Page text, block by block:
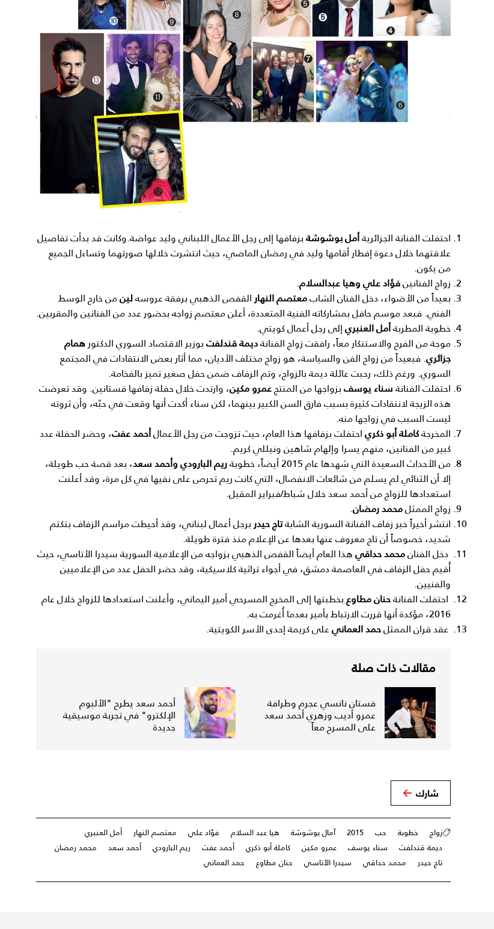
احتفلت الفنانة الجزائريةأمل بوشوشة بزفافها إلى رجل الأعمال اللبناني وليد عواضة.وكانت قد بدأت تفاصيل
علاقتهما خلال دعوة إفطار أقامها وليد في رمضان الماضي، حيث انتشرت خلالها صورتهما وتساءل الجميع
من يكون.
زواج الفنانينفؤاد علي وهيا عبدالسلام.
بعيداً من الأضواء، دخل الفنان الشابمعتصم النهار القفص الذهبي برفقة عروسهلينمن خارج الوسط
الفني. فبعد موسم حافل بمشاركاته الفنية المتعددة، أعلن معتصم زواجه بحضور عدد من الفنانين والمقربين.
خطوبة المطربةأمل العنبري إلى رجل أعمال كويتي.
موجة من الفرح والاستنكار معاً، رافقت زواج الفنانةديمة قندلفت بوزير الاقتصاد السوري الدكتور همام
جزائري. فبعيداً من زواج الفن والسياسة، هو زواج مختلف الأديان، مما أثار بعض الانتقادات في المجتمع
السوري. ورغم ذلك، رحبت عائلة ديمة بالزواج، وتم الزفاف ضمن حفل صغير تميز بالفخامة.
احتفلت الفنانة سناء يوسف بزواجها من المنتجعمرو مكين، وارتدت خلال حفلة زفافها فستانين. وقد تعرضت
هذه الزيجة لانتقادات كثيرة بسبب فارق السن الكبير بينهما، لكن سناء أكدت أنها وقعت في حبّه، وأن ثروته
ليست السبب في زواجها منه.
المخرجةكاملة أبو ذكري احتفلت بزفافها هذا العام، حيث تزوجت من رجل الأعمالأحمد عفت، وحضر الحفلة عدد
كبير من الفنانين، منهم يسرا وإلهام شاهين ونيللي كريم.
من الأحداث السعيدة التي شهدها عام 2015 أيضاً، خطوبة
ريم البارودي وأحمد سعد، بعد قصة حب طويلة،
إلا أن الثنائي لم يسلم من شائعات الانفصال، التي كانت ريم تحرص على نفيها في كل مرة، وقد أعلنت
استعدادها للزواج من أحمد سعد خلال شباط/فبراير المقبل.
زواج الممثلمحمد رمضان.
انتشر أخيراً خبر زفاف الفنانة السورية الشابةتاج حيدر برجل أعمال لبناني، وقد أحيطت مراسم الزفاف بتكتم
شديد، خصوصاً أن تاج معروف عنها بعدها عن الإعلام منذ فترة طويلة.
دخل الفنانمحمد حداقي هذا العام أيضاً القفص الذهبي بزواجه من الإعلامية السورية سيدرا الأتاسي، حيث
أُقيم حفل الزفاف في العاصمة دمشق، في أجواء تراثية كلاسيكية، وقد حضر الحفل عدد من الإعلاميين
والفنيين.
احتفلت الفنانةحنان مطاوع بخطبتها إلى المخرج المسرحي أمير اليماني، وأعلنت استعدادها للزواج خلال عام
2016، مؤكدة أنها قررت الارتباط بأمير بعدما أُغرمت به.
عقد قران الممثلحمد العماني على كريمة إحدى الأسر الكويتية.
مقالات ذات صلة
فستان نانسي عجرم وطرافة
عمرو أديب وزهري أحمد سعد
على المسرح معاً
أحمد سعد يطرح "الألبوم
الإلكترو" في تجربة موسيقية
جديدة
شارك
زواج خطوبة حب 2015 آمال بوشوشة هيا عبد السلام فؤاد علي معتصم النهار
أمل العنبري
ديمة قندلفت
سناء يوسف عمرو مكين كاملة أبو ذكري أحمد عفت ريم البارودي أحمد سعد
محمد رمضان
تاج حيدر
محمد حداقي سيدرا الأتاسي حنان مطاوع حمد العماني